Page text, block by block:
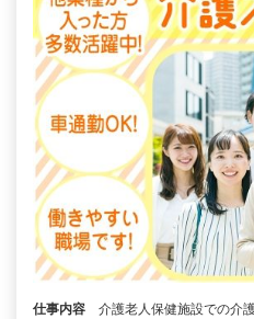
仕事内容
介護老人保健施設での